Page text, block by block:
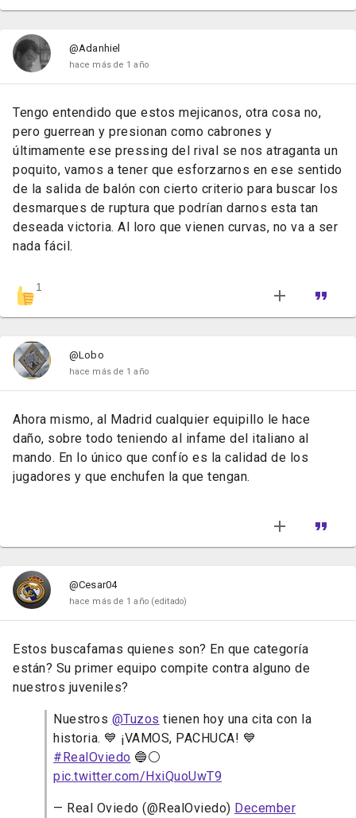
@Adanhiel
hace más de 1 año
Tengo entendido que estos mejicanos, otra cosa no,
pero guerrean y presionan como cabrones y
últimamente ese pressing del rival se nos atraganta un
poquito, vamos a tener que esforzarnos en ese sentido
de la salida de balón con cierto criterio para buscar los
desmarques de ruptura que podrían darnos esta tan
deseada victoria. Al loro que vienen curvas, no va a ser
nada fácil.
1
@Lobo
hace más de 1 año
Ahora mismo, al Madrid cualquier equipillo le hace
daño, sobre todo teniendo al infame del italiano al
mando. En lo único que confío es la calidad de los
jugadores y que enchufen la que tengan.
@Cesar04
hace más de 1 año (editado)
Estos buscafamas quienes son? En que categoría
están? Su primer equipo compite contra alguno de
nuestros juveniles?
Nuestros @Tuzos tienen hoy una cita con la
historia. 💙 ¡VAMOS, PACHUCA! 💙
#RealOviedo 🔵⚪️
pic.twitter.com/HxiQuoUwT9
— Real Oviedo (@RealOviedo) December